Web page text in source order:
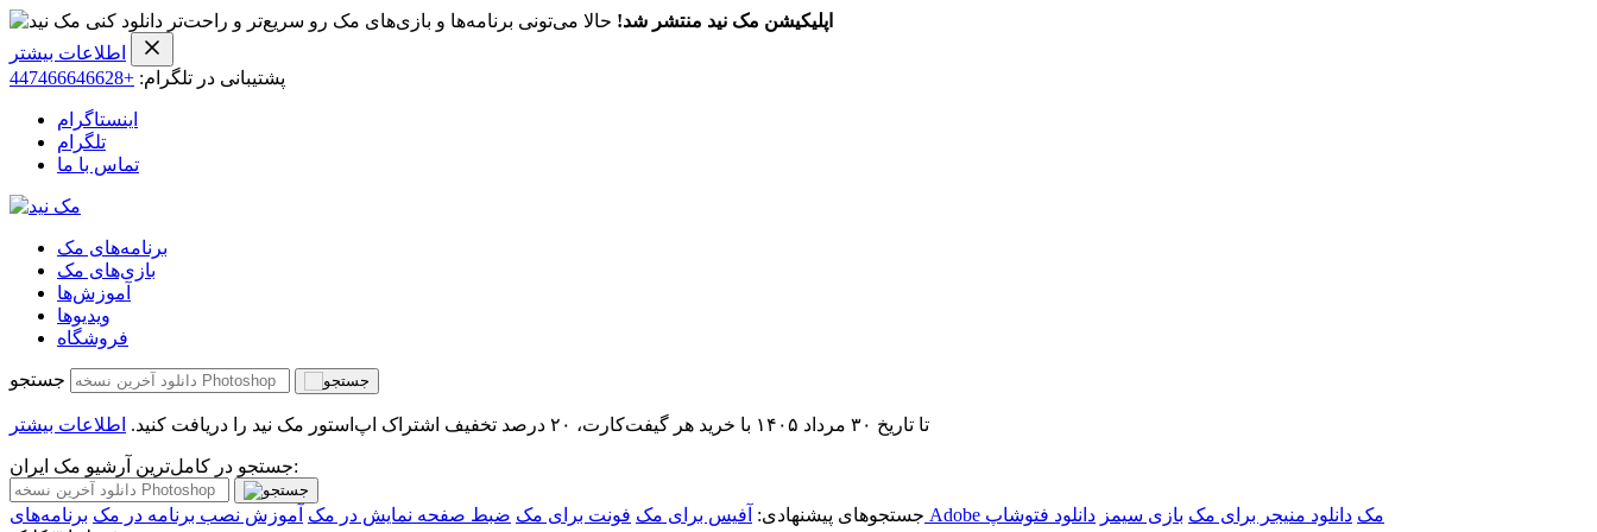
اپلیکیشن مک نید منتشر شد! حالا می‌تونی برنامه‌ها و بازی‌های مک رو سریع‌تر و راحت‌تر دانلود کنی
اطلاعات بیشتر
پشتیبانی در تلگرام: +447466646628
اینستاگرام
تلگرام
تماس با ما
برنامه‌های مک
بازی‌های مک
آموزش‌ها
ویدیو‌ها
فروشگاه
جستجو
تا تاریخ ۳۰ مرداد ۱۴۰۵ با خرید هر گیفت‌کارت، ۲۰ درصد تخفیف اشتراک اپ‌استور مک نید را دریافت کنید. اطلاعات بیشتر
جستجو در کامل‌ترین آرشیو مک ایران:
جستجوهای پیشنهادی: آفیس برای مک فونت برای مک ضبط صفحه نمایش در مک آموزش نصب برنامه در مک برنامه‌های Adobe مک دانلود منیجر برای مک بازی سیمز دانلود فتوشاپ